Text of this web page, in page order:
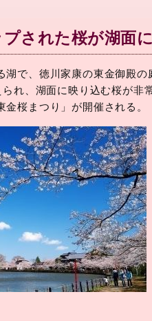
された桜が湖面
湖で、徳川家康の東金御殿
れ、湖面に映り込む桜が非
金桜まつり」が開催される。